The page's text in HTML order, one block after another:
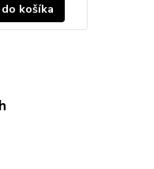
košíka